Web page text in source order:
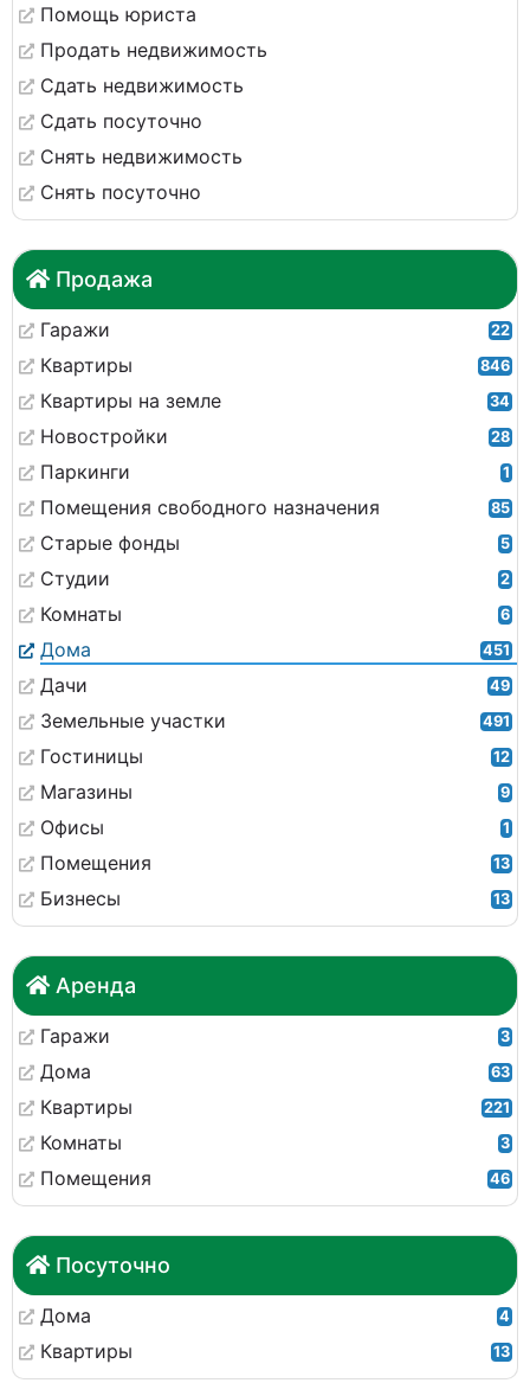
Помощь юриста
Продать недвижимость
Сдать недвижимость
Сдать посуточно
Снять недвижимость
Снять посуточно
Продажа
Гаражи 22
Квартиры 846
Квартиры на земле 34
Новостройки 28
Паркинги 1
Помещения свободного назначения 85
Старые фонды 5
Студии 2
Комнаты 6
Дома 451
Дачи 49
Земельные участки 491
Гостиницы 12
Магазины 9
Офисы 1
Помещения 13
Бизнесы 13
Аренда
Гаражи 3
Дома 63
Квартиры 221
Комнаты 3
Помещения 46
Посуточно
Дома 4
Квартиры 13